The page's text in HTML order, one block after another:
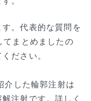
。代表的な質問を
てまとめましたの
ださい。
した輪郭注射は
注射です。詳しく